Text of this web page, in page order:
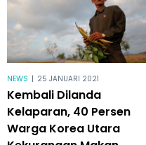
NEWS | 25 JANUARI 2021
Kembali Dilanda
Kelaparan, 40 Persen
Warga Korea Utara